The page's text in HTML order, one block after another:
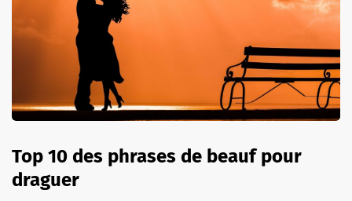
Top 10 des phrases de beauf pour
draguer